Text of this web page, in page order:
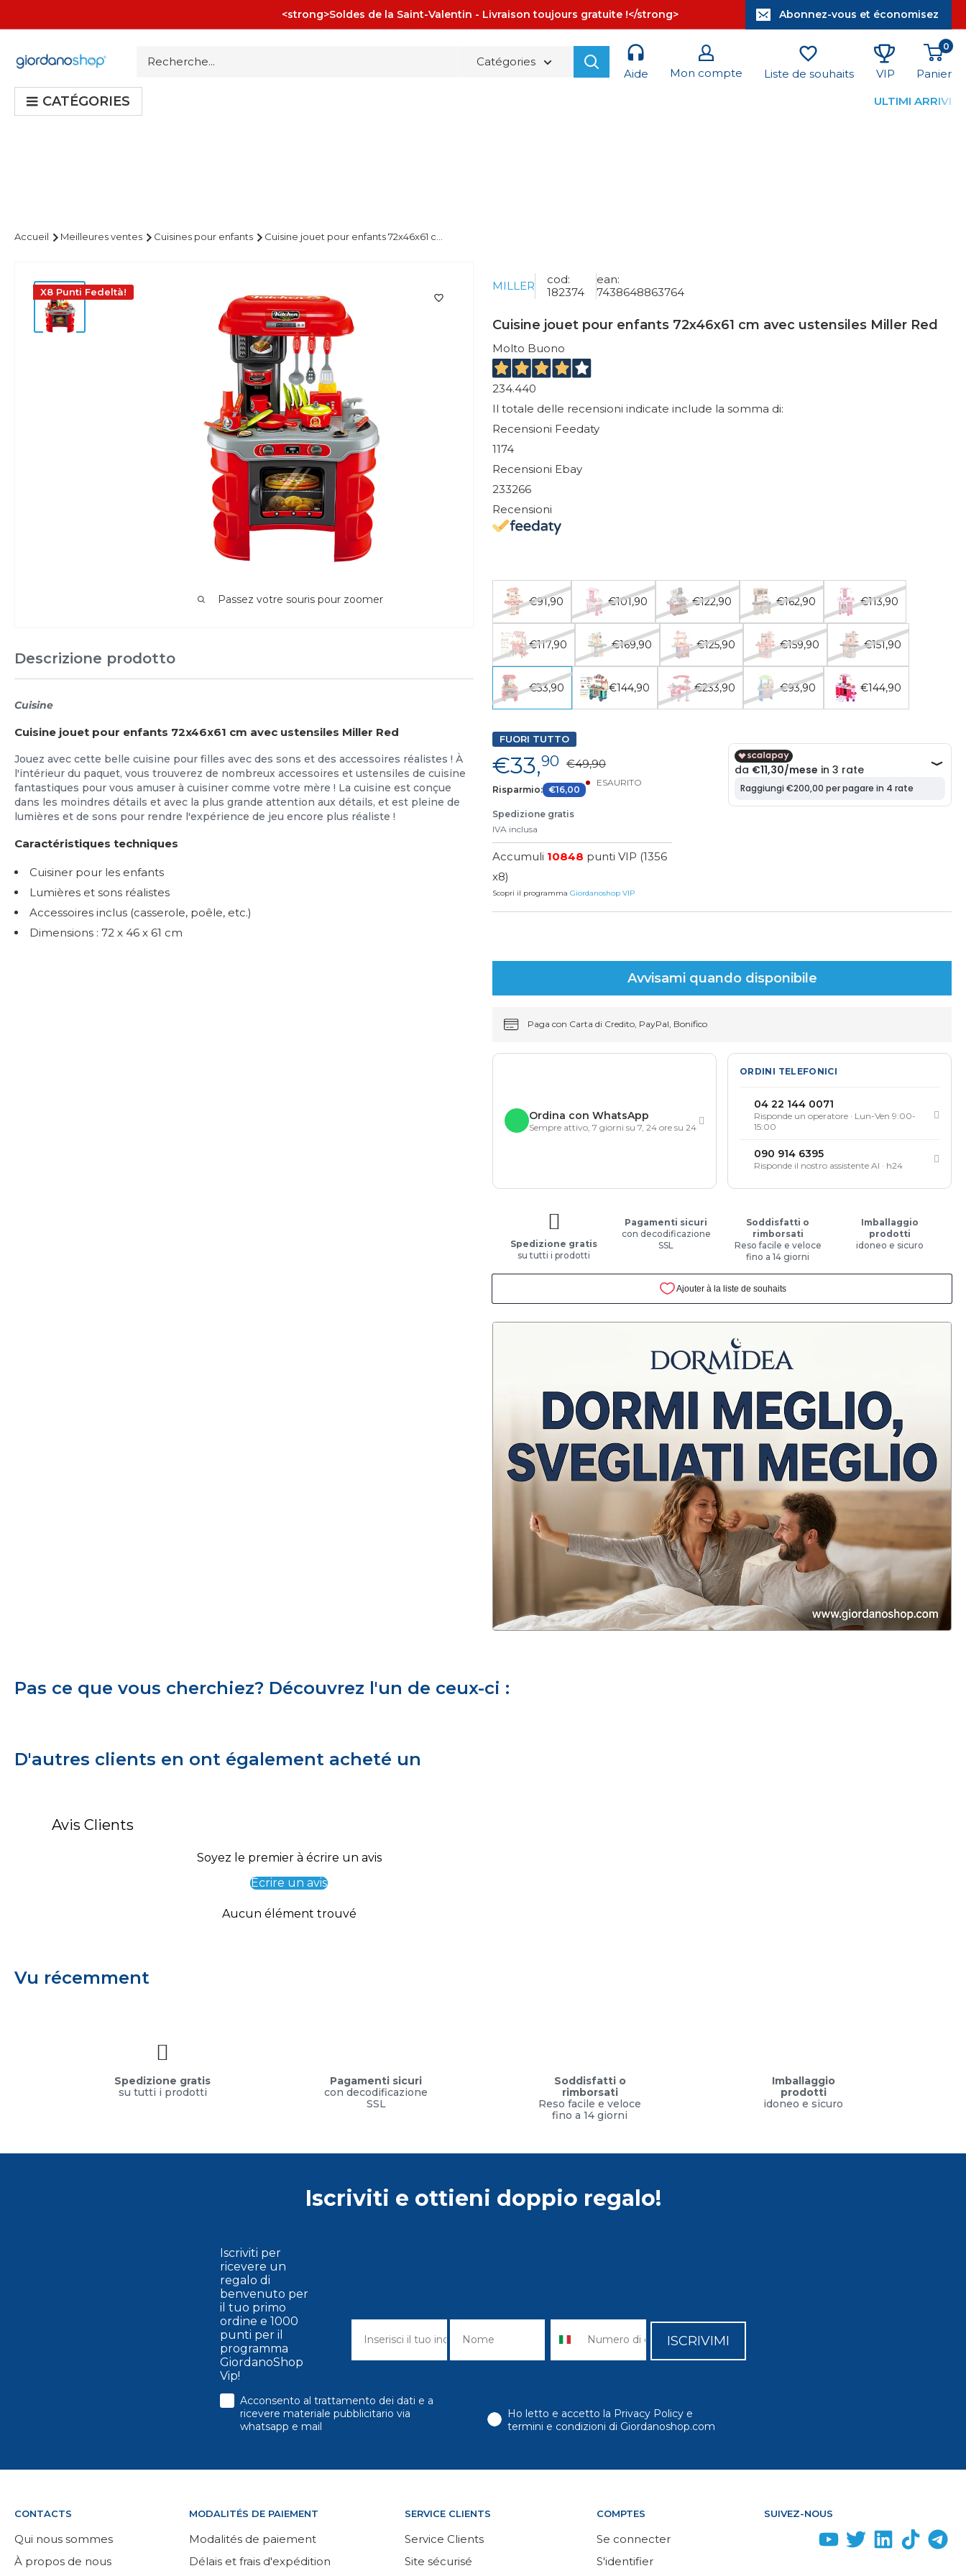
au
<strong>Soldes de la Saint-Valentin - Livraison toujours gratuite !</strong> Abonnez-vous et économisez
Giordano
Catégories
Aide
Mon compte Liste de souhaits VIP
0
Panier
CATÉGORIES ULTIMI ARRIVI
Accueil Meilleures ventes Cuisines pour enfants Cuisine jouet pour enfants 72x46x61 c...
X8 Punti Fedeltà!
Passez votre souris pour zoomer
Descrizione prodotto
Cuisine
Cuisine jouet pour enfants 72x46x61 cm avec ustensiles Miller Red
Jouez avec cette belle cuisine pour filles avec des sons et des accessoires réalistes ! À
l'intérieur du paquet, vous trouverez de nombreux accessoires et ustensiles de cuisine
fantastiques pour vous amuser à cuisiner comme votre mère ! La cuisine est conçue
dans les moindres détails et avec la plus grande attention aux détails, et est pleine de
lumières et de sons pour rendre l'expérience de jeu encore plus réaliste !
Caractéristiques techniques
Cuisiner pour les enfants
Lumières et sons réalistes
Accessoires inclus (casserole, poêle, etc.)
Dimensions : 72 x 46 x 61 cm
MILLER
cod:
182374
ean:
7438648863764
Cuisine jouet pour enfants 72x46x61 cm avec ustensiles Miller Red
Molto Buono
234.440
Il totale delle recensioni indicate include la somma di:
Recensioni Feedaty
1174
Recensioni Ebay
233266
Recensioni
€91,90 €101,90 €122,90 €162,90 €113,90
€117,90 €169,90 €125,90 €159,90 €151,90
€33,90 €144,90 €233,90 €93,90 €144,90
FUORI TUTTO
€33,90 €49,90
Risparmio: €16,00
ESAURITO
Spedizione gratis
IVA inclusa
Accumuli 10848 punti VIP (1356
x8)
Scopri il programmaGiordanoshop VIP
Avvisami quando disponibile
Paga con Carta di Credito, PayPal, Bonifico
Ordina con WhatsApp
Sempre attivo, 7 giorni su 7, 24 ore su 24
ORDINI TELEFONICI
04 22 144 0071
Risponde un operatore · Lun-Ven 9:00-
15:00
090 914 6395
Risponde il nostro assistente AI · h24
Spedizione gratis
su tutti i prodotti
Pagamenti sicuri
con decodificazione
SSL
Soddisfatti o
rimborsati
Reso facile e veloce
fino a 14 giorni
Imballaggio
prodotti
idoneo e sicuro
Pas ce que vous cherchiez? Découvrez l'un de ceux-ci :
D'autres clients en ont également acheté un
Avis Clients
Soyez le premier à écrire un avis
Écrire un avis
Aucun élément trouvé
Vu récemment
Spedizione gratis
su tutti i prodotti
Pagamenti sicuri
con decodificazione
SSL
Soddisfatti o
rimborsati
Reso facile e veloce
fino a 14 giorni
Imballaggio
prodotti
idoneo e sicuro
Iscriviti e ottieni doppio regalo!
Iscriviti per
ricevere un
regalo di
benvenuto per
il tuo primo
ordine e 1000
punti per il
programma
GiordanoShop
Vip!
ISCRIVIMI
consenso
Acconsento al trattamento dei dati e a
ricevere materiale pubblicitario via
whatsapp e mail
Ho letto e accetto la Privacy Policy e
termini e condizioni di Giordanoshop.com
CONTACTS
Qui nous sommes
À propos de nous
MODALITÉS DE PAIEMENT
Modalités de paiement
Délais et frais d'expédition
SERVICE CLIENTS
Service Clients
Site sécurisé
COMPTES
Se connecter
S'identifier
SUIVEZ-NOUS